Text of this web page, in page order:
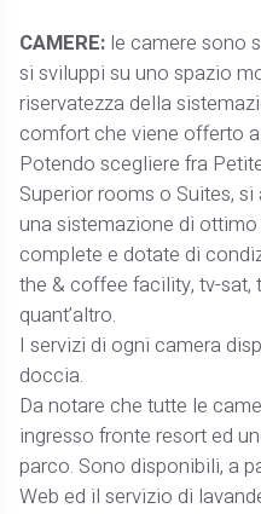
CAMERE: le camere sono
si sviluppi su uno spazio
riservatezza della
comfort che viene offerto
Potendo scegliere fra
Superior rooms o Suites,
una sistemazione di
complete e dotate di
the & coffee facility, tv-
quant’altro.
I servizi di ogni camera
doccia.
Da notare che tutte le
ingresso fronte resort ed
parco. Sono disponibili, a
Web ed il servizio di